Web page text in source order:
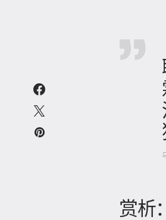
赏析：